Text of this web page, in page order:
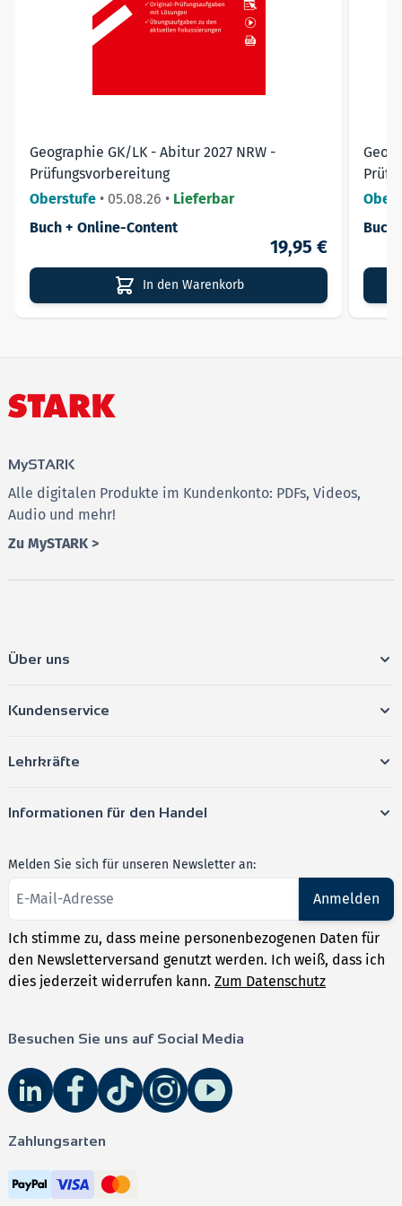
Geographie GK/LK - Abitur 2027 NRW -
Prüfungsvorbereitung
Oberstufe • 05.08.26 • Lieferbar
Buch + Online-Content
19,95 €
In den Warenkorb
Buch
MySTARK
Alle digitalen Produkte im Kundenkonto: PDFs, Videos,
Audio und mehr!
Zu MySTARK >
Über uns
Kundenservice
Lehrkräfte
Informationen für den Handel
Melden Sie sich für unseren Newsletter an:
Anmelden
Ich stimme zu, dass meine personenbezogenen Daten für
den Newsletterversand genutzt werden. Ich weiß, dass ich
dies jederzeit widerrufen kann. Zum Datenschutz
Besuchen Sie uns auf Social Media
Zahlungsarten